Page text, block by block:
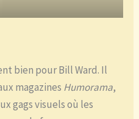
bien pour Bill Ward. Il
magazines Humorama,
gags visuels où les